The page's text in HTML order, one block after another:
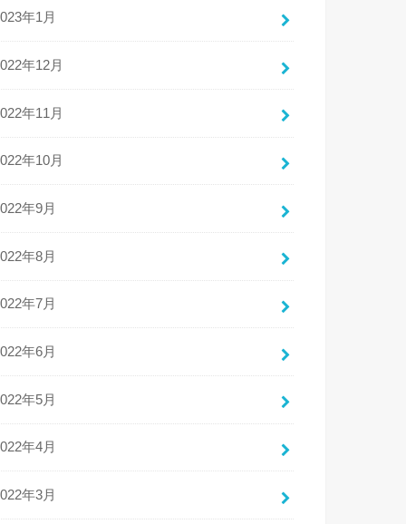
年1月
年12月
年11月
年10月
年9月
年8月
年7月
年6月
年5月
年4月
年3月